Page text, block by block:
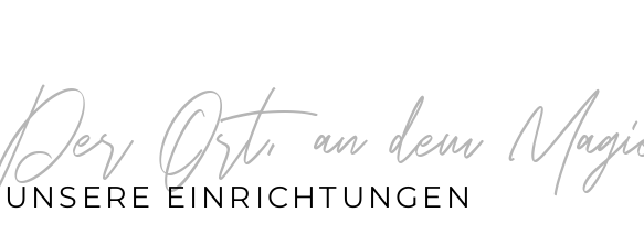
Der Ort, an dem
UNSERE EINRICHTUNGEN